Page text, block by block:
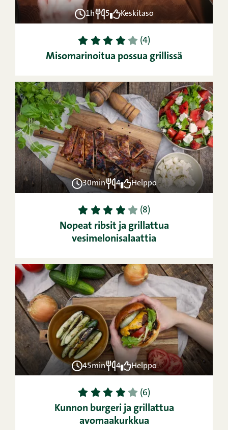
1h 5 Keskitaso
1 2 3 4 5 (4)
Misomarinoitua possua grillissä
30min 4 Helppo
1 2 3 4 5 (8)
Nopeat ribsit ja grillattua
vesimelonisalaattia
45min 4 Helppo
1 2 3 4 5 (6)
Kunnon burgeri ja grillattua
avomaakurkkua